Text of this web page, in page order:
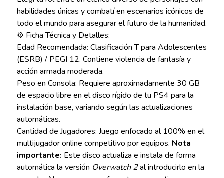
habilidades únicas y combatí en escenarios icónicos de
todo el mundo para asegurar el futuro de la humanidad.
⚙️ Ficha Técnica y Detalles:
Edad Recomendada: Clasificación T para Adolescentes
(ESRB) / PEGI 12. Contiene violencia de fantasía y
acción armada moderada.
Peso en Consola: Requiere aproximadamente 30 GB
de espacio libre en el disco rígido de tu PS4 para la
instalación base, variando según las actualizaciones
automáticas.
Cantidad de Jugadores: Juego enfocado al 100% en el
multijugador online competitivo por equipos. Nota
importante: Este disco actualiza e instala de forma
automática la versión Overwatch 2al introducirlo en la